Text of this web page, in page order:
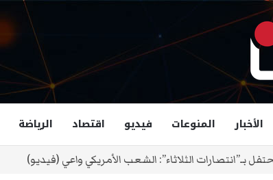
الأخبار المنوعات فيديو اقتصاد الرياضة
عمدة لمدينة نيويورك وغزالة هاشمي أول مسلمة نائبة